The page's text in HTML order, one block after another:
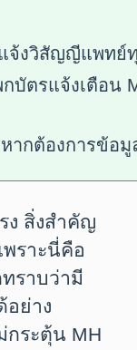
จ้งวิสัญญีแพทย์
ตรแจ้งเตือน
ากต้องการข้อมู
ง สิ่งสำคัญ
พราะนี่คือ
ราบว่ามี
อย่าง
ระตุ้น MH